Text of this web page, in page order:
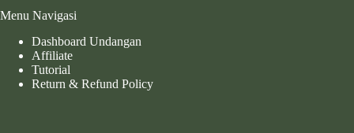
Menu Navigasi
Dashboard Undangan
Affiliate
Tutorial
Return & Refund Policy